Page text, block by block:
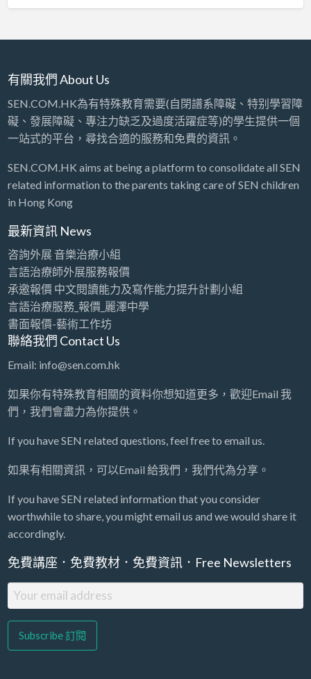
職業治療師 Occupational Therapist
有關我們 About Us
SEN.COM.HK為有特殊教育需要(自閉譜系障礙、特别學習障
礙、發展障礙、專注力缺乏及過度活躍症等)的學生提供一個
一站式的平台，尋找合適的服務和免費的資訊。
SEN.COM.HK aims at being a platform to consolidate all SEN
related information to the parents taking care of SEN children
in Hong Kong
最新資訊 News
咨詢外展 音樂治療小組
言語治療師外展服務報價
承邀報價 中文閱讀能力及寫作能力提升計劃小組
言語治療服務_報價_麗澤中學
書面報價-藝術工作坊
聯絡我們 Contact Us
Email: info@sen.com.hk
如果你有特殊教育相關的資料你想知道更多，歡迎Email 我
們，我們會盡力為你提供。
If you have SEN related questions, feel free to email us.
如果有相關資訊，可以Email 給我們，我們代為分享。
If you have SEN related information that you consider
worthwhile to share, you might email us and we would share it
accordingly.
免費講座．免費教材．免費資訊．Free Newsletters